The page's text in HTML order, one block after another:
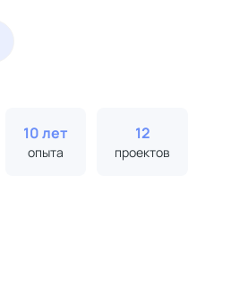
10 лет
опыта
12
проектов